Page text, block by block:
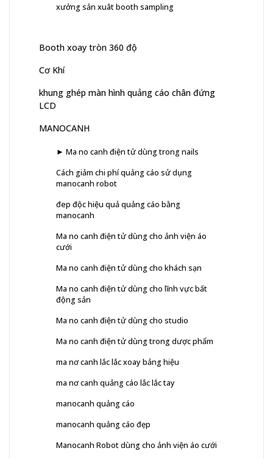
xưởng sản xuât booth sampling
Booth xoay tròn 360 độ
Cơ Khí
khung ghép màn hình quảng cáo chân đứng
LCD
MANOCANH
► Ma no canh điện tử dùng trong nails
Cách giảm chi phí quảng cáo sử dụng
manocanh robot
đep độc hiệu quả quảng cáo bằng
manocanh
Ma no canh điện tử dùng cho ảnh viện áo
cưới
Ma no canh điện tử dùng cho khách sạn
Ma no canh điện tử dùng cho lĩnh vực bất
động sản
Ma no canh điện tử dùng cho studio
Ma no canh điện tử dùng trong dược phẩm
ma nơ canh lắc lắc xoay bảng hiệu
ma nơ canh quảng cáo lắc lắc tay
manocanh quảng cáo
manocanh quảng cáo đẹp
Manocanh Robot dùng cho ảnh viện áo cưới